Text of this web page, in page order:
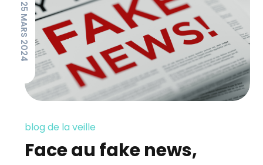
25 MARS 2024
blog de la veille
Face au fake news,